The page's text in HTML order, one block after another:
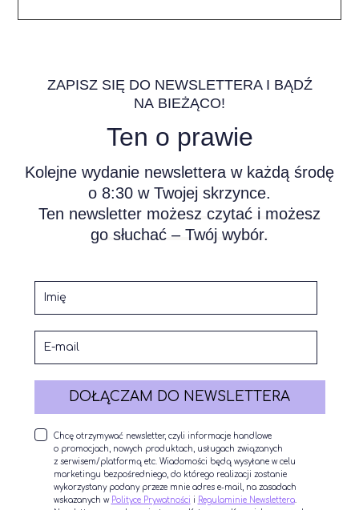
ZAPISZ SIĘ DO NEWSLETTERA I BĄDŹ
NA BIEŻĄCO!
Ten o prawie
Kolejne wydanie newslettera w każdą środę
o 8:30 w Twojej skrzynce.
Ten newsletter możesz czytać i możesz
go słuchać – Twój wybór.
DOŁĄCZAM DO NEWSLETTERA
Chcę otrzymywać newsletter, czyli informacje handlowe
o promocjach, nowych produktach, usługach związanych
z serwisem/platformą etc. Wiadomości będą wysyłane w celu
marketingu bezpośredniego, do którego realizacji zostanie
wykorzystany podany przeze mnie adres e-mail, na zasadach
wskazanych w Polityce Prywatności i Regulaminie Newslettera.